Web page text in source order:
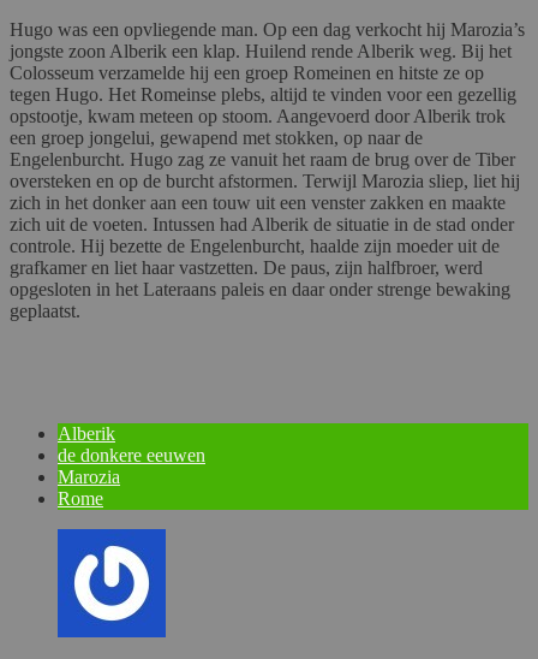
Hugo was een opvliegende man. Op een dag verkocht hij Marozia’s
jongste zoon Alberik een klap. Huilend rende Alberik weg. Bij het
Colosseum verzamelde hij een groep Romeinen en hitste ze op
tegen Hugo. Het Romeinse plebs, altijd te vinden voor een gezellig
opstootje, kwam meteen op stoom. Aangevoerd door Alberik trok
een groep jongelui, gewapend met stokken, op naar de
Engelenburcht. Hugo zag ze vanuit het raam de brug over de Tiber
oversteken en op de burcht afstormen. Terwijl Marozia sliep, liet hij
zich in het donker aan een touw uit een venster zakken en maakte
zich uit de voeten. Intussen had Alberik de situatie in de stad onder
controle. Hij bezette de Engelenburcht, haalde zijn moeder uit de
grafkamer en liet haar vastzetten. De paus, zijn halfbroer, werd
opgesloten in het Lateraans paleis en daar onder strenge bewaking
geplaatst.
Alberik
de donkere eeuwen
Marozia
Rome